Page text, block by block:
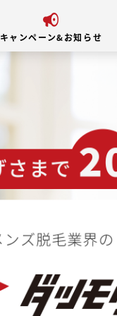
キャンペーン&お知らせ